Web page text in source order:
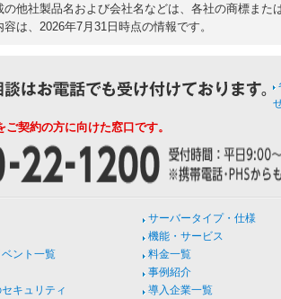
他社製品名および会社名などは、各社の商標また
は、2026年7月31日時点の情報です。
契約の方に向けた窓口です。
ント一覧
キュリティ
サーバータイプ・仕様
機能・サービス
料金一覧
事例紹介
導入企業一覧